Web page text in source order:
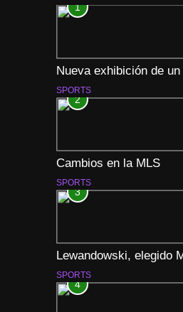
1
Nueva exhibición de
SPORTS
2
Cambios en la MLS
SPORTS
3
Lewandowski, elegido
SPORTS
4